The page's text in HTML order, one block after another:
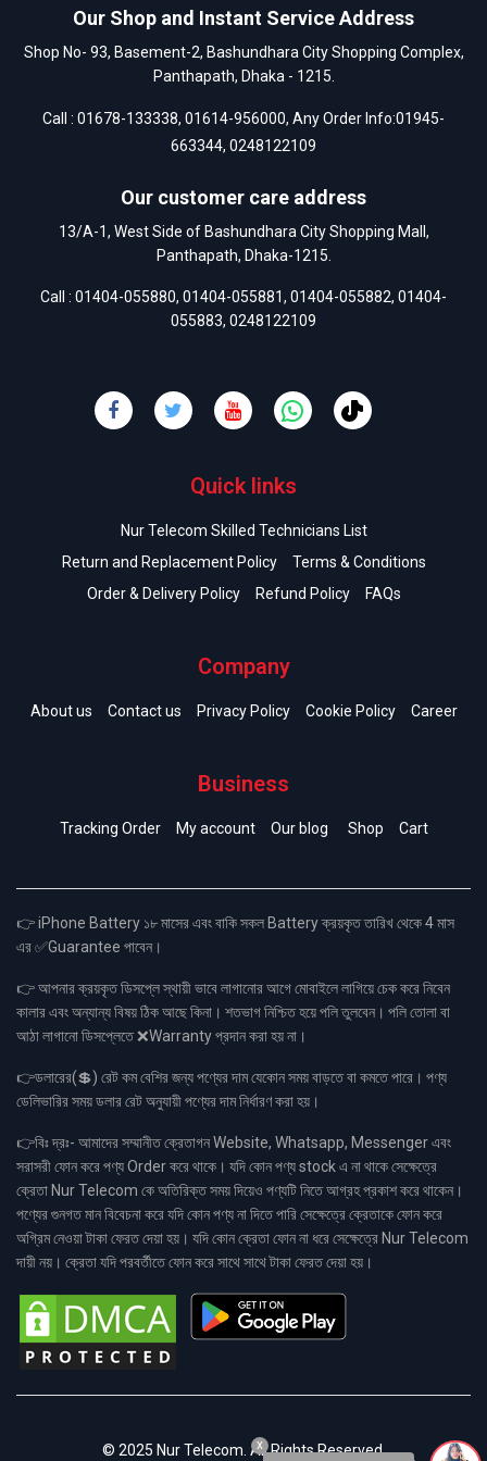
Our Shop and Instant Service Address
Shop No- 93, Basement-2, Bashundhara City Shopping Complex,
Panthapath, Dhaka - 1215.
Call : 01678-133338, 01614-956000, Any Order Info:01945-
663344, 0248122109
Our customer care address
13/A-1, West Side of Bashundhara City Shopping Mall,
Panthapath, Dhaka-1215.
Call : 01404-055880, 01404-055881, 01404-055882, 01404-
055883, 0248122109
Quick links
Nur Telecom Skilled Technicians List
Return and Replacement Policy
Terms & Conditions
Order & Delivery Policy
Refund Policy FAQs
Company
About us Contact us Privacy Policy Cookie Policy Career
Business
Tracking Order My account Our blog Shop Cart
👉 iPhone Battery ১৮ মাসের এবং বাকি সকল Battery ক্রয়কৃত তারিখ থেকে 4 মাস
এর ✅Guarantee পাবেন।
👉 আপনার ক্রয়কৃত ডিসপ্লে স্থায়ী ভাবে লাগানোর আগে মোবাইলে লাগিয়ে চেক করে নিবেন
কালার এবং অন্যান্য বিষয় ঠিক আছে কিনা। শতভাগ নিশ্চিত হয়ে পলি তুলবেন। পলি তোলা বা
আঠা লাগানো ডিসপ্লেতে ❌Warranty প্রদান করা হয় না।
👉ডলারের(💲) রেট কম বেশির জন্য পণ্যের দাম যেকোন সময় বাড়তে বা কমতে পারে। পণ্য
ডেলিভারির সময় ডলার রেট অনুযায়ী পণ্যের দাম নির্ধারণ করা হয়।
👉বিঃ দ্রঃ- আমাদের সম্মানীত ক্রেতাগন Website, Whatsapp, Messenger এবং
সরাসরী ফোন করে পণ্য Order করে থাকে। যদি কোন পণ্য stock এ না থাকে সেক্ষেত্রে
ক্রেতা Nur Telecom কে অতিরিক্ত সময় দিয়েও পণ্যটি নিতে আগ্রহ প্রকাশ করে থাকেন।
পণ্যের গুনগত মান বিবেচনা করে যদি কোন পণ্য না দিতে পারি সেক্ষেত্রে ক্রেতাকে ফোন করে
অগ্রিম নেওয়া টাকা ফেরত দেয়া হয়। যদি কোন ক্রেতা ফোন না ধরে সেক্ষেত্রে Nur Telecom
দায়ী নয়। ক্রেতা যদি পরবর্তীতে ফোন করে সাথে সাথে টাকা ফেরত দেয়া হয়।
© 2025 Nur Telecom. All Rights Reserved.
x